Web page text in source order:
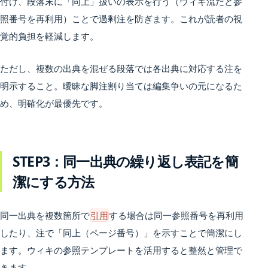
照番号を再利用）ことで過剰注を防ぎます。これが読者の視
覚的負担を軽減します。
ただし、複数の出典を混ぜる段落では各出典に対応する注を
明示すること。曖昧な脚注割り当ては編集争いの元になるた
め、明確化が最優先です。
STEP3：同一出典の繰り返し表記を簡
潔にする方法
同一出典を複数箇所で引用する場合は同一参照番号を再利用
したり、注で「同上（ページ番号）」を示すことで簡潔にし
ます。ウィキの参照テンプレートを活用すると整然と管理で